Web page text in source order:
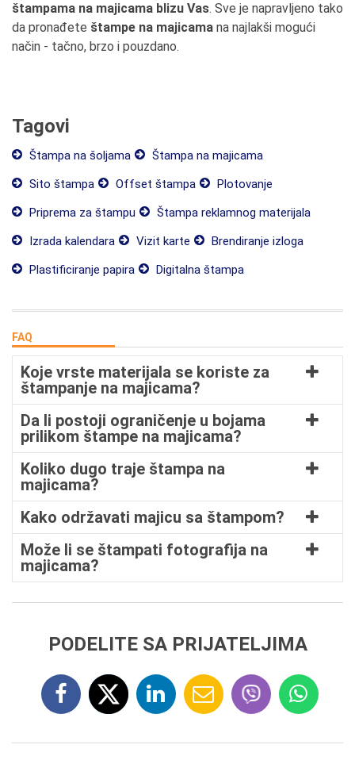
štampama na majicama blizu Vas. Sve je napravljeno tako
da pronađete štampe na majicama na najlakši mogući
način - tačno, brzo i pouzdano.
Tagovi
Štampa na šoljama
Štampa na majicama
Sito štampa
Offset štampa
Plotovanje
Priprema za štampu
Štampa reklamnog materijala
Izrada kalendara
Vizit karte
Brendiranje izloga
Plastificiranje papira
Digitalna štampa
FAQ
Koje vrste materijala se koriste za
štampanje na majicama?
Da li postoji ograničenje u bojama
prilikom štampe na majicama?
Koliko dugo traje štampa na
majicama?
Kako održavati majicu sa štampom?
Može li se štampati fotografija na
majicama?
PODELITE SA PRIJATELJIMA